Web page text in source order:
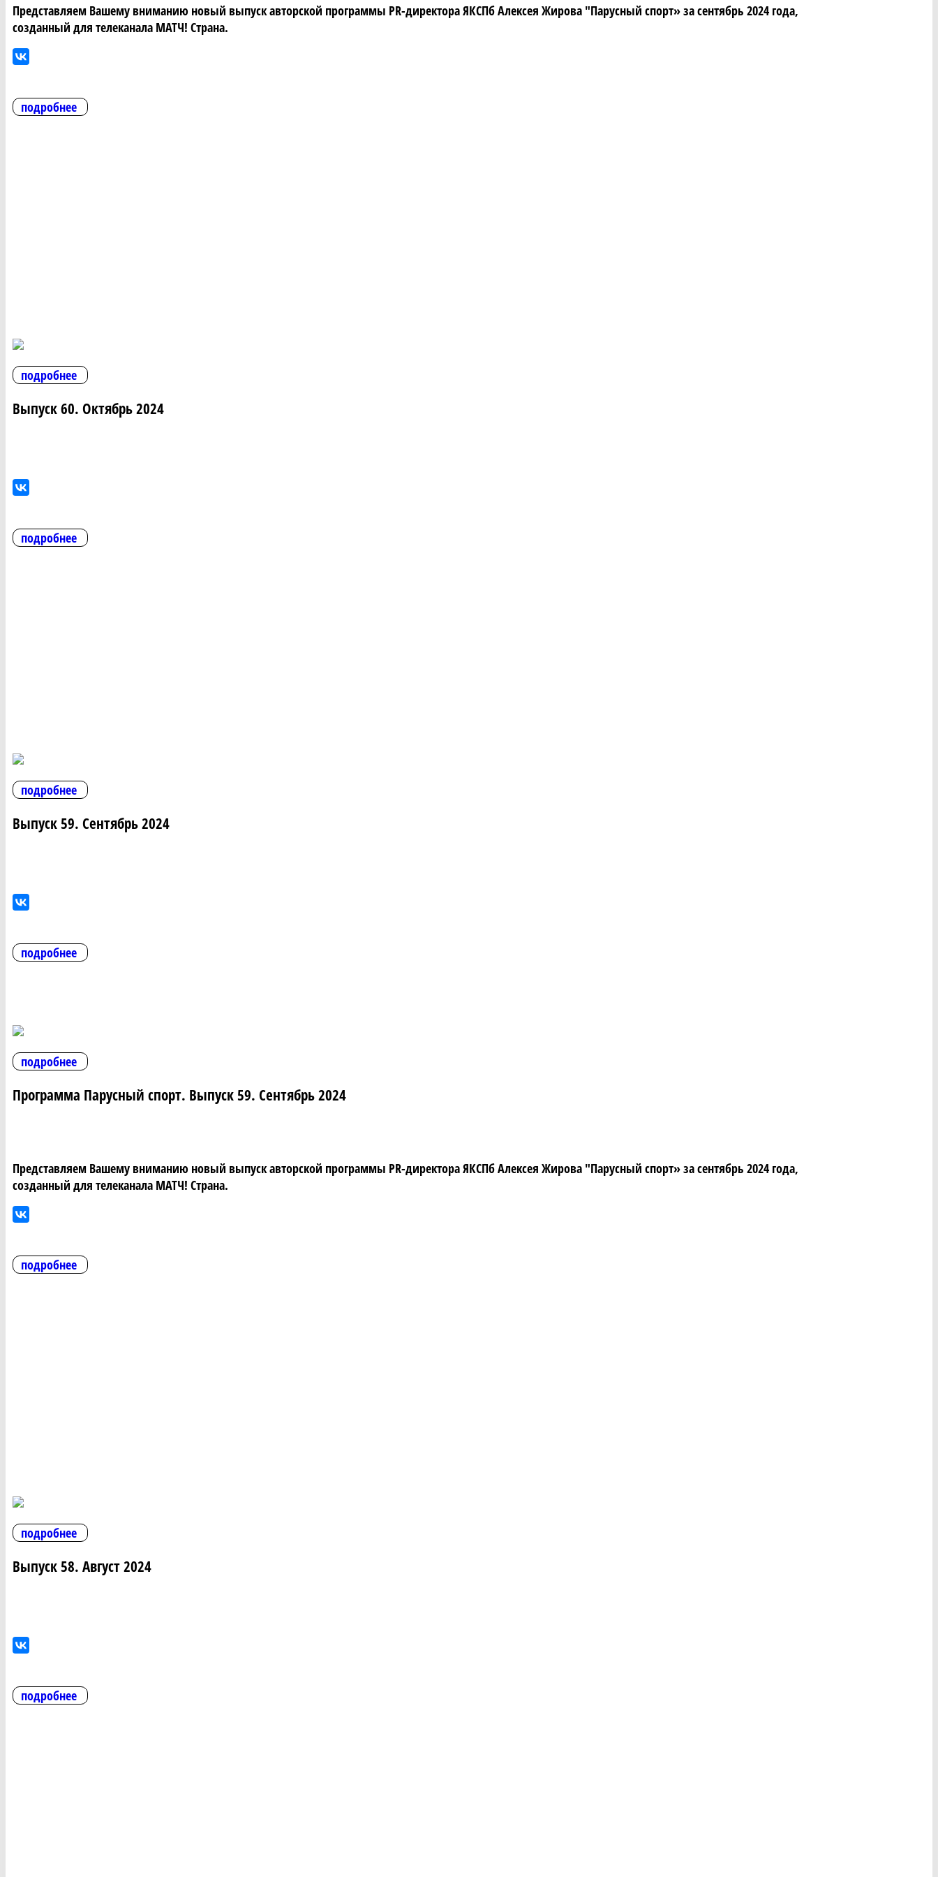
Представляем Вашему вниманию новый выпуск авторской программы PR-директора ЯКСПб Алексея Жирова "Парусный спорт» за сентябрь 2024 года,
созданный для телеканала МАТЧ! Страна.
подробнее
подробнее
Выпуск 60. Октябрь 2024
подробнее
подробнее
Выпуск 59. Сентябрь 2024
подробнее
подробнее
Программа Парусный спорт. Выпуск 59. Сентябрь 2024
Представляем Вашему вниманию новый выпуск авторской программы PR-директора ЯКСПб Алексея Жирова "Парусный спорт» за сентябрь 2024 года,
созданный для телеканала МАТЧ! Страна.
подробнее
подробнее
Выпуск 58. Август 2024
подробнее